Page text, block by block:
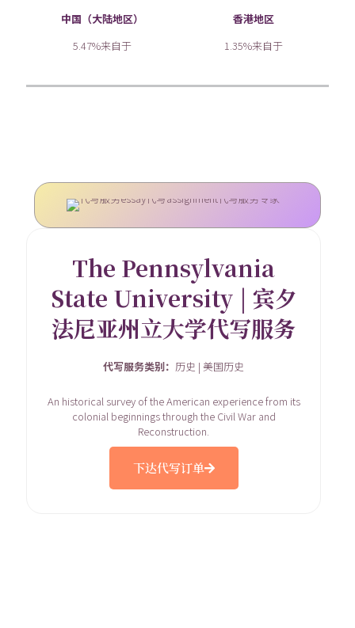
中国（大陆地区）
5.47%来自于
香港地区
1.35%来自于
The Pennsylvania
State University | 宾夕
法尼亚州立大学代写服务
代写服务类别： 历史 | 美国历史
An historical survey of the American experience from its
colonial beginnings through the Civil War and
Reconstruction.
下达代写订单